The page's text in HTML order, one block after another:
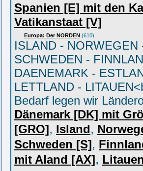
Spanien [E] mit den
Vatikanstaat [V]
Europa: Der NORDEN (610)
ISLAND - NORWEGEN
SCHWEDEN -
DAENEMARK -
LETTLAND -
Bedarf legen wir
Dänemark [DK] mit
[GRO], Island,
Schweden [S],
mit Aland [AX],